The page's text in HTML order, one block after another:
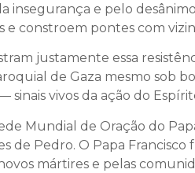
e pelo
constroem pontes com
justamente essa
de Gaza mesmo sob
vivos da ação do
Mundial de Oração do
de Pedro. O Papa
mártires e pelas